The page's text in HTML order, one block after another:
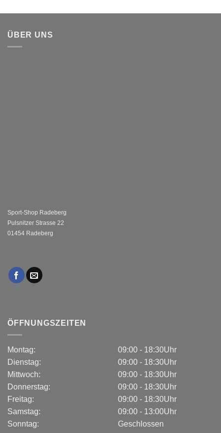
ÜBER UNS
Sport-Shop Radeberg
Pulsnitzer Strasse 22
01454 Radeberg
ÖFFNUNGSZEITEN
Montag:
Dienstag:
Mittwoch:
Donnerstag:
Freitag:
Samstag:
Sonntag:
09:00 - 18:30Uhr
09:00 - 18:30Uhr
09:00 - 18:30Uhr
09:00 - 18:30Uhr
09:00 - 18:30Uhr
09:00 - 13:00Uhr
Geschlossen